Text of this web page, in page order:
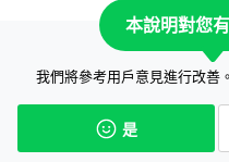
本說明對您
我們將參考用戶意見進行改善
是